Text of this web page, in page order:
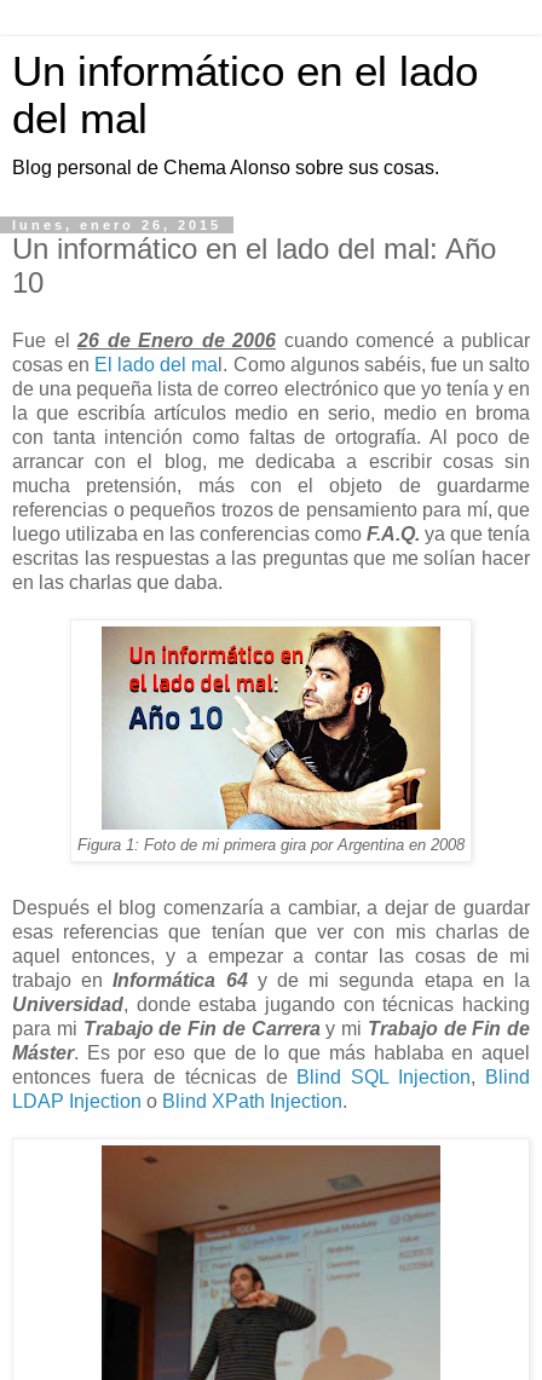
Un informático en el lado
del mal
Blog personal de Chema Alonso sobre sus cosas.
lunes, enero 26, 2015
Un informático en el lado del mal: Año
10
Fue el 26 de Enero de 2006 cuando comencé a publicar
cosas en El lado del ma l. Como algunos sabéis, fue un salto
de una pequeña lista de correo electrónico que yo tenía y en
la que escribía artículos medio en serio, medio en broma
con tanta intención como faltas de ortografía. Al poco de
arrancar con el blog, me dedicaba a escribir cosas sin
mucha pretensión, más con el objeto de guardarme
referencias o pequeños trozos de pensamiento para mí, que
luego utilizaba en las conferencias como F.A.Q. ya que tenía
escritas las respuestas a las preguntas que me solían hacer
en las charlas que daba.
Figura 1: Foto de mi primera gira por Argentina en 2008
Después el blog comenzaría a cambiar, a dejar de guardar
esas referencias que tenían que ver con mis charlas de
aquel entonces, y a empezar a contar las cosas de mi
trabajo enInformática 64y de mi segunda etapa en la
Universidad, donde estaba jugando con técnicas hacking
para mi Trabajo de Fin de Carrera y mi Trabajo de Fin de
Máster. Es por eso que de lo que más hablaba en aquel
entonces fuera de técnicas de Blind SQL Injection,
Blind
LDAP Injection o Blind XPath Injection.